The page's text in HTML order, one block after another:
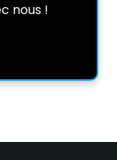
nous !